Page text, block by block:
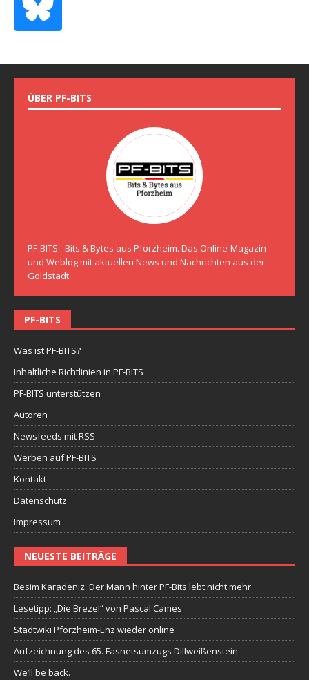
ÜBER PF-BITS
PF-BITS - Bits & Bytes aus Pforzheim. Das Online-Magazin
und Weblog mit aktuellen News und Nachrichten aus der
Goldstadt.
PF-BITS
Was ist PF-BITS?
Inhaltliche Richtlinien in PF-BITS
PF-BITS unterstützen
Autoren
Newsfeeds mit RSS
Werben auf PF-BITS
Kontakt
Datenschutz
Impressum
NEUESTE BEITRÄGE
Besim Karadeniz: Der Mann hinter PF-Bits lebt nicht mehr
Lesetipp: „Die Brezel“ von Pascal Cames
Stadtwiki Pforzheim-Enz wieder online
Aufzeichnung des 65. Fasnetsumzugs Dillweißenstein
We’ll be back.